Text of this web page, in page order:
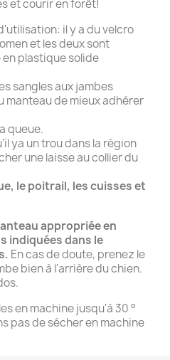
et courir en forêt!
il y a du velcro
et les deux sont
plastique solide
sangles aux jambes
manteau de mieux adhérer
queue.
ya un trou dans la région
une laisse au collier du
le poitrail, les cuisses et
appropriée en
indiquées dans le
En cas de doute, prenez le
bien à l'arrière du chien.
en machine jusqu'à 30 °
pas de sécher en machine